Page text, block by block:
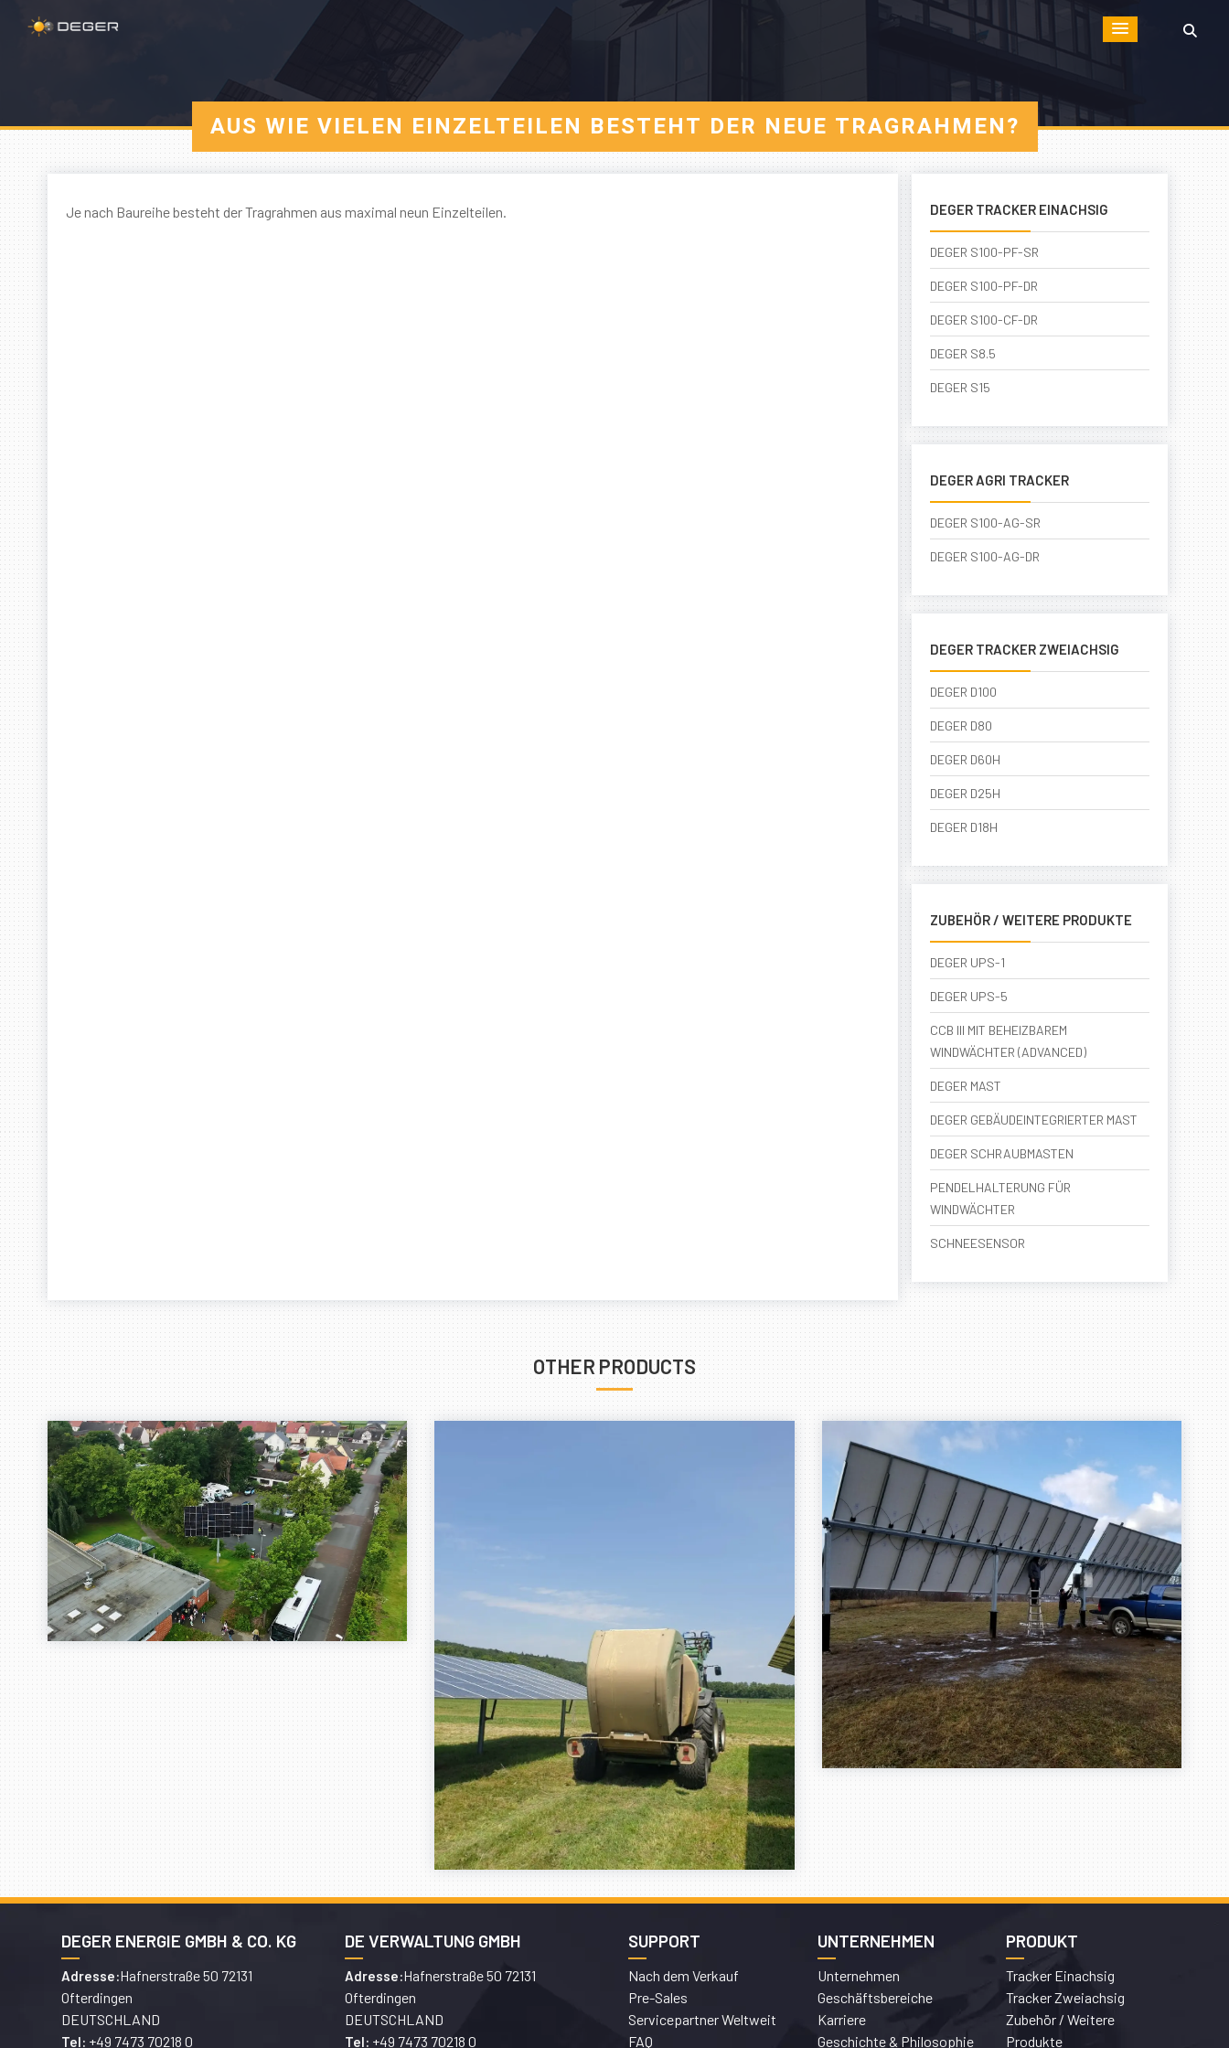
AUS WIE VIELEN EINZELTEILEN BESTEHT DER NEUE TRAGRAHMEN?
Je nach Baureihe besteht der Tragrahmen aus maximal neun Einzelteilen. DEGER TRACKER EINACHSIG
DEGER S100-PF-SR
DEGER S100-PF-DR
DEGER S100-CF-DR
DEGER S8.5
DEGER S15
DEGER AGRI TRACKER
DEGER S100-AG-SR
DEGER S100-AG-DR
DEGER TRACKER ZWEIACHSIG
DEGER D100
DEGER D80
DEGER D60H
DEGER D25H
DEGER D18H
ZUBEHÖR / WEITERE PRODUKTE
DEGER UPS-1
DEGER UPS-5
CCB III MIT BEHEIZBAREM
WINDWÄCHTER (ADVANCED)
DEGER MAST
DEGER GEBÄUDEINTEGRIERTER MAST
DEGER SCHRAUBMASTEN
PENDELHALTERUNG FÜR
WINDWÄCHTER
SCHNEESENSOR
OTHER PRODUCTS
DEGER ENERGIE GMBH & CO. KG
Adresse:Hafnerstraße 50 72131
Ofterdingen
DEUTSCHLAND
Tel: +49 7473 70218 0
DE VERWALTUNG GMBH
Adresse:Hafnerstraße 50 72131
Ofterdingen
DEUTSCHLAND
Tel: +49 7473 70218 0
SUPPORT
Nach dem Verkauf
Pre-Sales
Servicepartner Weltweit
FAQ
UNTERNEHMEN
Unternehmen
Geschäftsbereiche
Karriere
Geschichte & Philosophie
PRODUKT
Tracker Einachsig
Tracker Zweiachsig
Zubehör / Weitere
Produkte